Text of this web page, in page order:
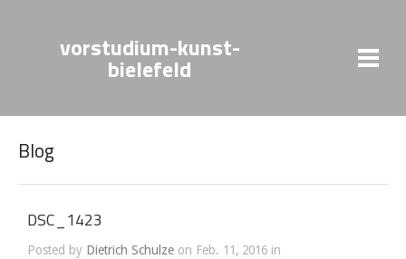
vorstudium-kunst-
bielefeld
Blog
DSC_1423
Posted by Dietrich Schulze on Feb. 11, 2016 in